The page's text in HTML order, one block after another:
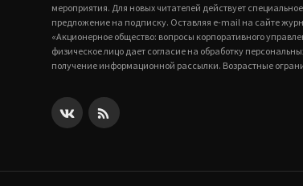
мероприятия. Для новых читателей действует специальное
предложение на подписку. Оставляя e-mail на сайте
«Акционерное общество: вопросы корпоративного
физическое лицо дает согласие на обработку
получение информационной рассылки. Возрастные